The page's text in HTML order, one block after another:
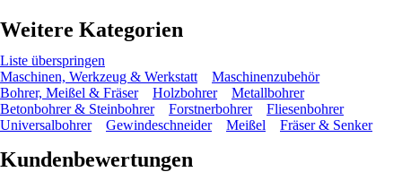
Weitere Kategorien
Liste überspringen
Maschinen, Werkzeug & Werkstatt
Maschinenzubehör
Bohrer, Meißel & Fräser
Holzbohrer
Metallbohrer
Betonbohrer & Steinbohrer
Forstnerbohrer
Fliesenbohrer
Universalbohrer
Gewindeschneider Meißel Fräser & Senker
Kundenbewertungen